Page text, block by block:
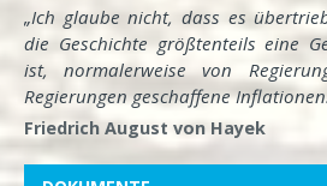
„Ich glaube nicht, dass es
die Geschichte größtenteils eine
ist, normalerweise von
Regierungen geschaffene
Friedrich August von Hayek